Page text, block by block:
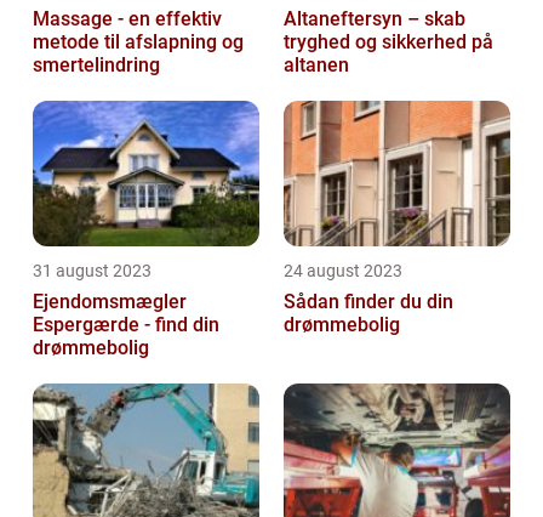
Massage - en effektiv
metode til afslapning og
smertelindring
Altaneftersyn – skab
tryghed og sikkerhed på
altanen
31 august 2023
Ejendomsmægler
Espergærde - find din
drømmebolig
24 august 2023
Sådan finder du din
drømmebolig